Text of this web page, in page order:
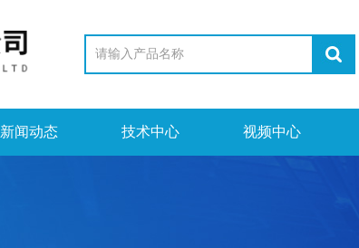
新闻动态 技术中心 视频中心